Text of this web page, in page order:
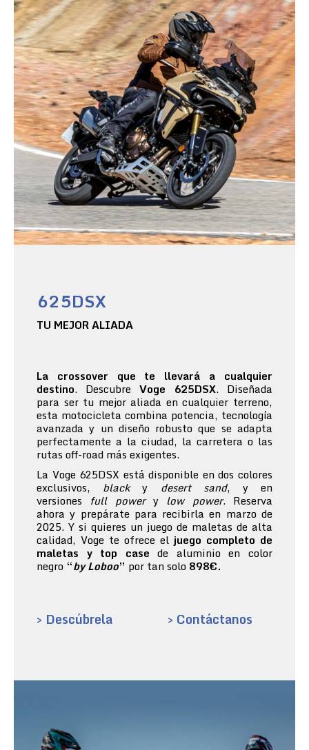
625DSX
TU MEJOR ALIADA
La crossover que te llevará a cualquier
destino. Descubre Voge 625DSX. Diseñada
para ser tu mejor aliada en cualquier terreno,
esta motocicleta combina potencia, tecnología
avanzada y un diseño robusto que se adapta
perfectamente a la ciudad, la carretera o las
rutas off-road más exigentes.
La Voge 625DSX está disponible en dos colores
exclusivos, blacky desert sand, y en
versiones full powery low power. Reserva
ahora y prepárate para recibirla en marzo de
2025. Y si quieres un juego de maletas de alta
calidad, Voge te ofrece el juego completo de
maletas y top case de aluminio en color
negro “by Loboo” por tan solo 898€.
> Descúbrela > Contáctanos